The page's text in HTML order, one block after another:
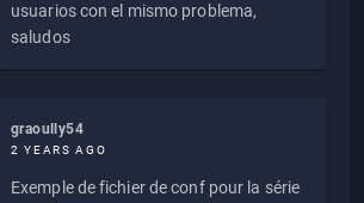
usuarios con el mismo problema,
saludos
graoully54
2 YEARS AGO
Exemple de fichier de conf pour la série